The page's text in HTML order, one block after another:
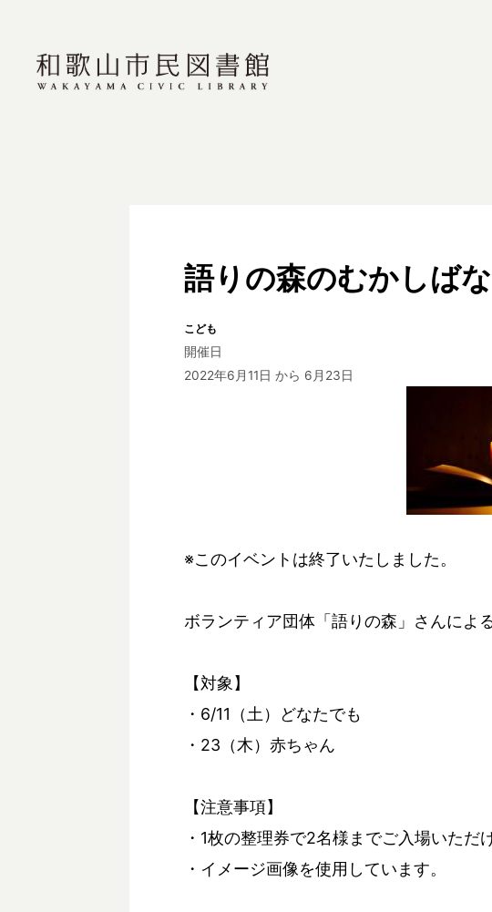
語りの森のむかしば
こども
開催日
2022年6月11日 から 6月23日
※このイベントは終了いたしました。
ボランティア団体「語りの森」さんによ
【対象】
・6/11（土）どなたでも
・23（木）赤ちゃん
【注意事項】
・1枚の整理券で2名様までご入場いただ
・イメージ画像を使用しています。